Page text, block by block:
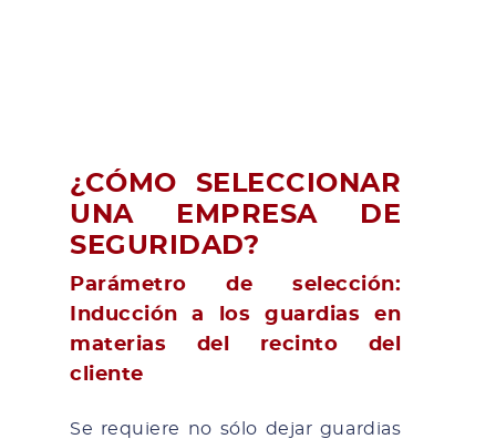
¿CÓMO SELECCIONAR
UNA EMPRESA DE
SEGURIDAD?
Parámetro de selección:
Inducción a los guardias en
materias del recinto del
cliente
Se requiere no sólo dejar guardias